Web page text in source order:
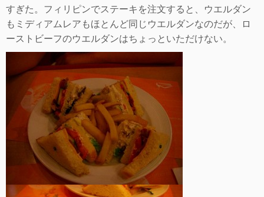
すぎた。フィリピンでステーキを注文すると、ウエルダン
もミディアムレアもほとんど同じ ウエルダンなのだが、ロ
ーストビーフのウエルダンはちょっといただけない。